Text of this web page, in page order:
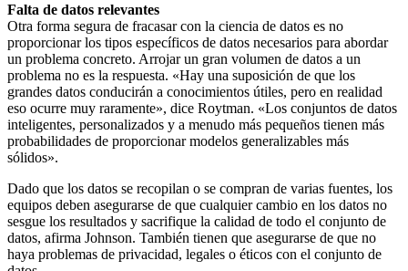
Falta de datos relevantes
Otra forma segura de fracasar con la ciencia de datos es no
proporcionar los tipos específicos de datos necesarios para abordar
un problema concreto. Arrojar un gran volumen de datos a un
problema no es la respuesta. «Hay una suposición de que los
grandes datos conducirán a conocimientos útiles, pero en realidad
eso ocurre muy raramente», dice Roytman. «Los conjuntos de datos
inteligentes, personalizados y a menudo más pequeños tienen más
probabilidades de proporcionar modelos generalizables más
sólidos».
Dado que los datos se recopilan o se compran de varias fuentes, los
equipos deben asegurarse de que cualquier cambio en los datos no
sesgue los resultados y sacrifique la calidad de todo el conjunto de
datos, afirma Johnson. También tienen que asegurarse de que no
haya problemas de privacidad, legales o éticos con el conjunto de